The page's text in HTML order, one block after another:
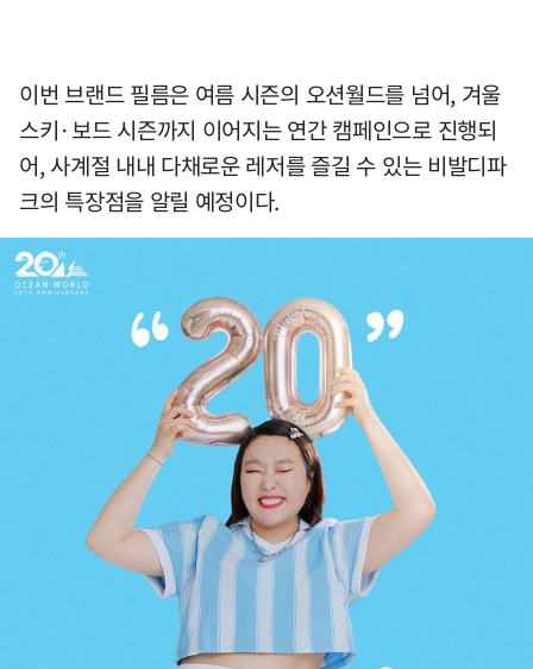
이번 브랜드 필름은 여름 시즌의 오션월드를 넘어, 겨울
스키·보드 시즌까지 이어지는 연간 캠페인으로 진행되
어, 사계절 내내 다채로운 레저를 즐길 수 있는 비발디파
크의 특장점을 알릴 예정이다.